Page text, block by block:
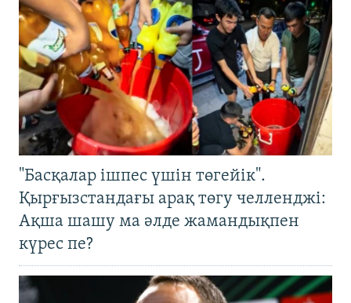
"Басқалар ішпес үшін төгейік".
Қырғызстандағы арақ төгу челленджі:
Ақша шашу ма әлде жамандықпен
күрес пе?